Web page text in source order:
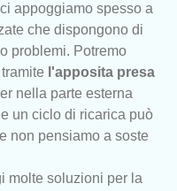
appoggiamo spesso a
che dispongono di
problemi. Potremo
l'apposita presa
nella parte esterna
un ciclo di ricarica può
non pensiamo a soste
molte soluzioni per la